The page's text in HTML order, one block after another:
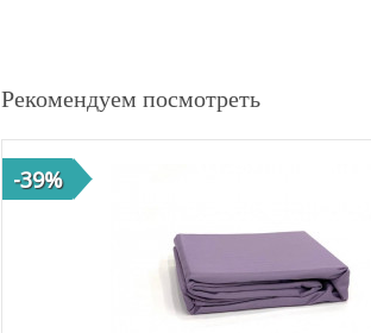
Рекомендуем посмотреть
-39%